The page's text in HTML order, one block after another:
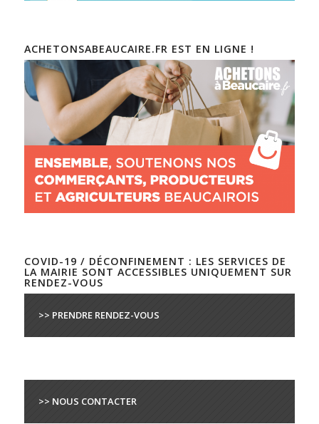
ACHETONSABEAUCAIRE.FR EST EN LIGNE !
COVID-19 / DÉCONFINEMENT : LES SERVICES DE
LA MAIRIE SONT ACCESSIBLES UNIQUEMENT SUR
RENDEZ-VOUS
>> PRENDRE RENDEZ-VOUS
>> NOUS CONTACTER